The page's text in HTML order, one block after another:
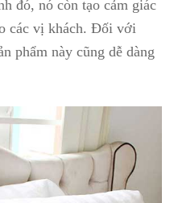
đó, nó còn tạo cảm giác
các vị khách. Đối với
phẩm này cũng dễ dàng